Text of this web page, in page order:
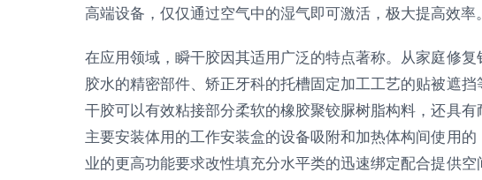
高端设备，仅仅通过空气中的湿气即可激活，极大提高效率。
在应用领域，瞬干胶因其适用广泛的特点著称。从家庭修
胶水的精密部件、矫正牙科的托槽固定加工工艺的贴被遮
干胶可以有效粘接部分柔软的橡胶聚铰脲树脂构料，还具
主要安装体用的工作安装盒的设备吸附和加热体构间使用
业的更高功能要求改性填充分水平类的迅速绑定配合提供